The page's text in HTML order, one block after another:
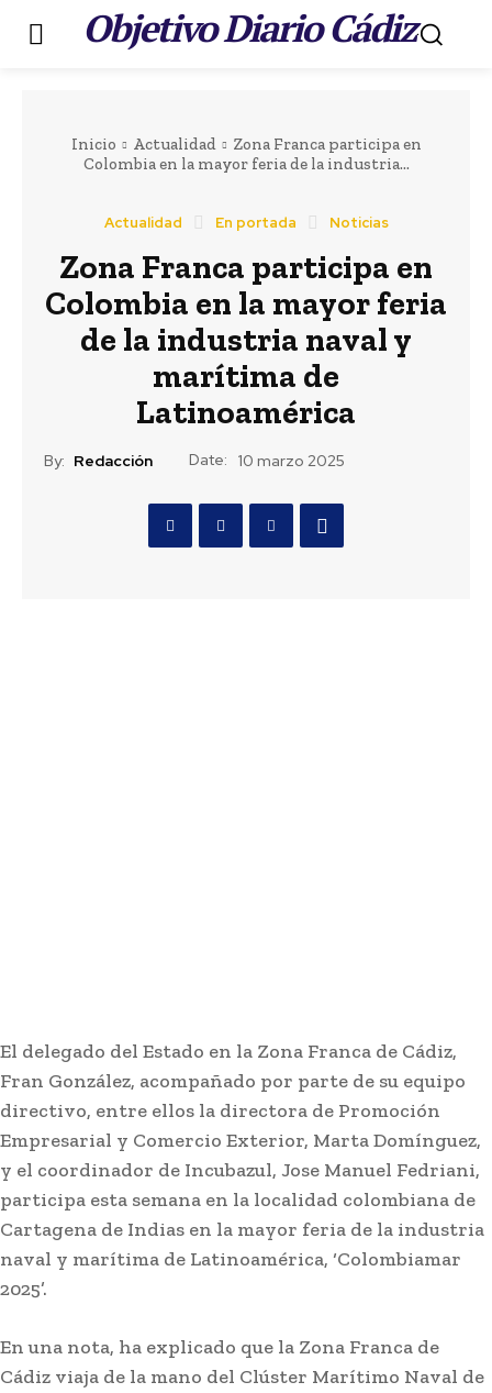
Objetivo Diario Cádiz.
Inicio Actualidad
Zona Franca participa en
Colombia en la mayor feria de la industria...
Actualidad En portada Noticias
Zona Franca participa en
Colombia en la mayor feria
de la industria naval y
marítima de
Latinoamérica
By: Redacción Date: 10 marzo 2025
El delegado del Estado en la Zona Franca de Cádiz,
Fran González, acompañado por parte de su equipo
directivo, entre ellos la directora de Promoción
Empresarial y Comercio Exterior, Marta Domínguez,
y el coordinador de Incubazul, Jose Manuel Fedriani,
participa esta semana en la localidad colombiana de
Cartagena de Indias en la mayor feria de la industria
naval y marítima de Latinoamérica, ‘Colombiamar
2025’.
En una nota, ha explicado que la Zona Franca de
Cádiz viaja de la mano del Clúster Marítimo Naval de